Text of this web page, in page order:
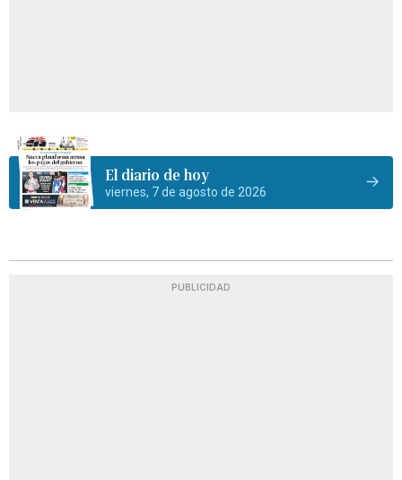
El diario de hoy
viernes, 7 de agosto de 2026
PUBLICIDAD